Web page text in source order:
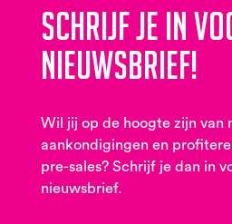
Schrijf je in
nieuwsbrief!
Wil jij op de hoogte zijn van
aankondigingen en
pre-sales? Schrijf je dan in
nieuwsbrief.